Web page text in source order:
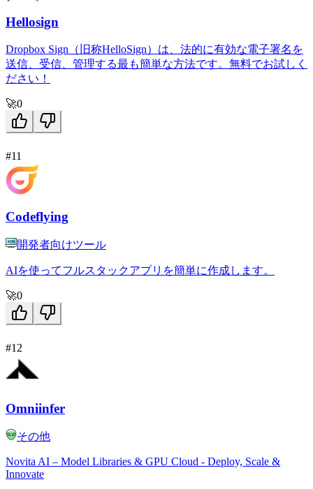
Hellosign
Dropbox Sign（旧称HelloSign）は、法的に有効な電子署名を
送信、受信、管理する最も簡単な方法です。無料でお試しく
ださい！
🚀0
#11
Codeflying
開発者向けツール
AIを使ってフルスタックアプリを簡単に作成します。
🚀0
#12
Omniinfer
その他
Novita AI – Model Libraries & GPU Cloud - Deploy, Scale &
Innovate